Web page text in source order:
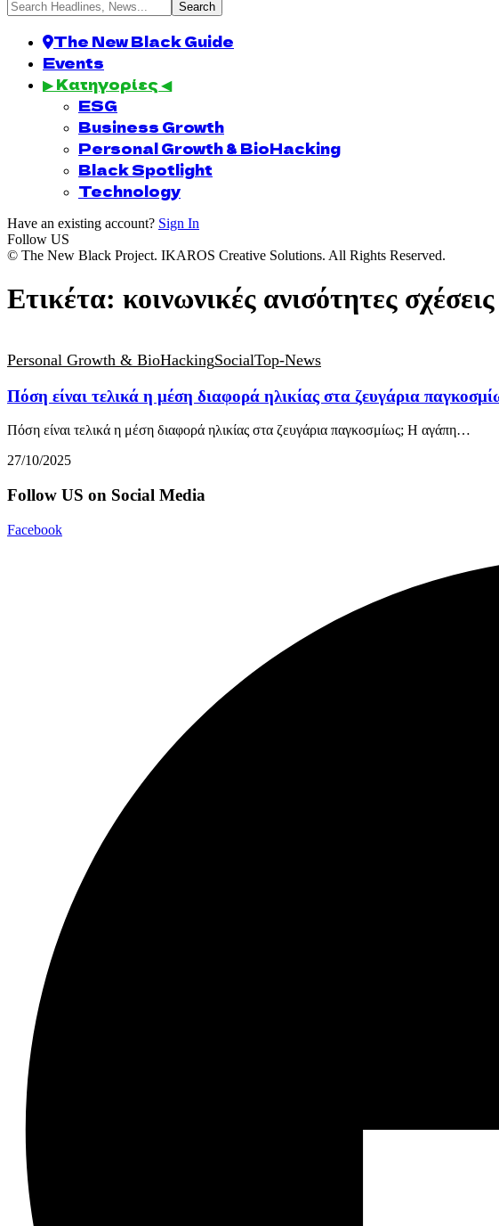
The New Black Guide
Events
▶ Κατηγορίες ◀
ESG
Business Growth
Personal Growth & BioHacking
Black Spotlight
Technology
Have an existing account? Sign In
Follow US
© The New Black Project. IKAROS Creative Solutions. All Rights Reserved.
Ετικέτα: κοινωνικές ανισότητες σχέσεις
Personal Growth & BioHackingSocialTop-News
Πόση είναι τελικά η μέση διαφορά ηλικίας στα ζευγάρια
Πόση είναι τελικά η μέση διαφορά ηλικίας στα ζευγάρια παγκοσμίως; Η αγάπη…
27/10/2025
Follow US on Social Media
Facebook